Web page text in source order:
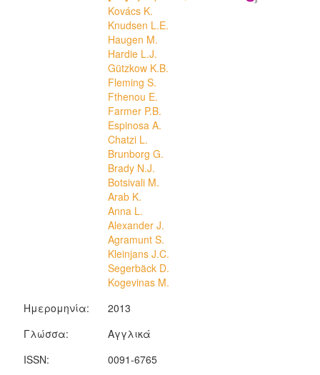
Kovács K.
Knudsen L.E.
Haugen M.
Hardie L.J.
Gützkow K.B.
Fleming S.
Fthenou E.
Farmer P.B.
Espinosa A.
Chatzi L.
Brunborg G.
Brady N.J.
Botsivali M.
Arab K.
Anna L.
Alexander J.
Agramunt S.
Kleinjans J.C.
Segerbäck D.
Kogevinas M.
Ημερομηνία:
2013
Γλώσσα:
Αγγλικά
ISSN:
0091-6765